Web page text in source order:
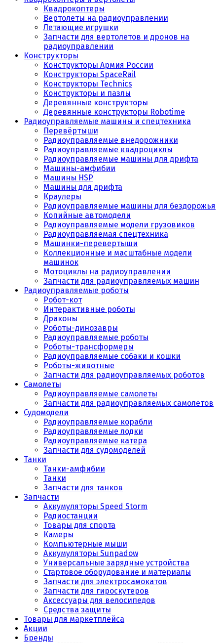
Квадрокоптеры
Вертолеты на радиоуправлении
Летающие игрушки
Запчасти для вертолетов и дронов на
радиоуправлении
Конструкторы
Конструкторы Армия России
Конструкторы SpaceRail
Конструкторы Technics
Конструкторы и пазлы
Деревянные конструкторы
Деревянные конструкторы Robotime
Радиоуправляемые машины и спецтехника
Перевёртыши
Радиоуправляемые внедорожники
Радиоуправляемые квадроциклы
Радиоуправляемые машины для дрифта
Машины-амфибии
Машины HSP
Машины для дрифта
Краулеры
Радиоуправляемые машины для бездорожья
Копийные автомодели
Радиоуправляемые модели грузовиков
Радиоуправляемая спецтехника
Машинки-перевертыши
Коллекционные и масштабные модели
машинок
Мотоциклы на радиоуправлении
Запчасти для радиоуправляемых машин
Радиоуправляемые роботы
Робот-кот
Интерактивные роботы
Драконы
Роботы-динозавры
Радиоуправляемые роботы
Роботы-трансформеры
Радиоуправляемые собаки и кошки
Роботы-животные
Запчасти для радиоуправляемых роботов
Самолеты
Радиоуправляемые самолеты
Запчасти для радиоуправляемых самолетов
Судомодели
Радиоуправляемые корабли
Радиоуправляемые лодки
Радиоуправляемые катера
Запчасти для судомоделей
Танки
Танки-амфибии
Танки
Запчасти для танков
Запчасти
Аккумуляторы Speed Storm
Радиостанции
Товары для спорта
Камеры
Компьютерные мыши
Аккумуляторы Sunpadow
Универсальные зарядные устройства
Стартовое оборудование и материалы
Запчасти для электросамокатов
Запчасти для гироскутеров
Аксессуары для велосипедов
Средства защиты
Товары для маркетплейса
Акции
Бренды